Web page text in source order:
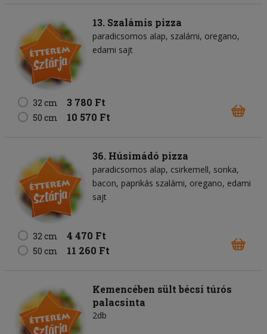
13. Szalámis pizza
paradicsomos alap szalámi oregano
edami sajt
32 cm 3 780 Ft
50 cm 10 570 Ft
36. Húsimádó pizza
paradicsomos alap csirkemell sonka
bacon paprikás szalámi oregano edami
sajt
32 cm 4 470 Ft
50 cm 11 260 Ft
Kemencében sült bécsi túrós
palacsinta
2db